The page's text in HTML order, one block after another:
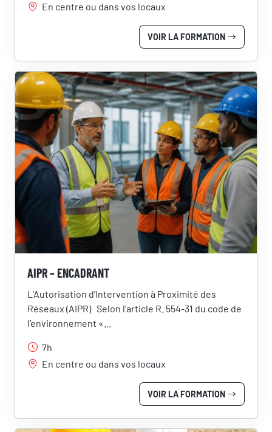
En centre ou dans vos locaux
VOIR LA FORMATION
AIPR – ENCADRANT
L’Autorisation d’Intervention à Proximité des
Réseaux (AIPR) Selon l’article R. 554-31 du code de
l’environnement «...
7h
En centre ou dans vos locaux
VOIR LA FORMATION